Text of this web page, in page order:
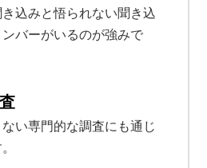
込みと悟られない聞き込
バーがいるのが強みで
い専門的な調査にも通じ